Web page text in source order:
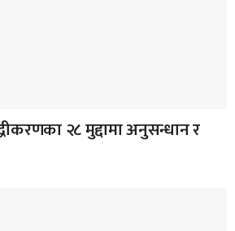
२८ मुद्दामा अनुसन्धान र